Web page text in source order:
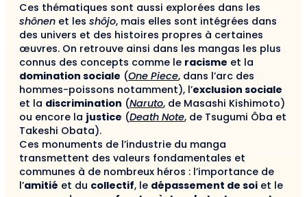
Ces thématiques sont aussi explorées dans les
shônen et les shôjo, mais elles sont intégrées dans
des univers et des histoires propres à certaines
œuvres. On retrouve ainsi dans les mangas les plus
connus des concepts comme le racisme et la
domination sociale (One Piece, dans l’arc des
hommes-poissons notamment), l’exclusion sociale
et la discrimination (Naruto, de Masashi Kishimoto)
ou encore la justice (Death Note, de Tsugumi Ôba et
Takeshi Obata).
Ces monuments de l’industrie du manga
transmettent des valeurs fondamentales et
communes à de nombreux héros : l’importance de
l’amitié et du collectif, le dépassement de soi et le